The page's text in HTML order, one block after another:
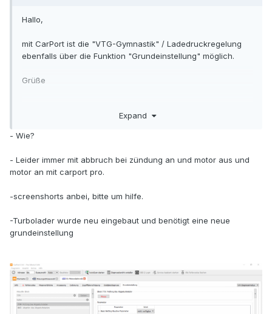
Hallo,
mit CarPort ist die "VTG-Gymnastik" / Ladedruckregelung
ebenfalls über die Funktion "Grundeinstellung" möglich.
Grüße
Expand
- Wie?
- Leider immer mit abbruch bei zündung an und motor aus und
motor an mit carport pro.
-screenshorts anbei, bitte um hilfe.
-Turbolader wurde neu eingebaut und benötigt eine neue
grundeinstellung